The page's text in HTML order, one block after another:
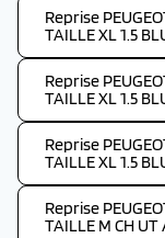
Reprise
TAILLE XL 1.5
Reprise
TAILLE XL 1.5
Reprise
TAILLE XL 1.5
Reprise
TAILLE M CH UT